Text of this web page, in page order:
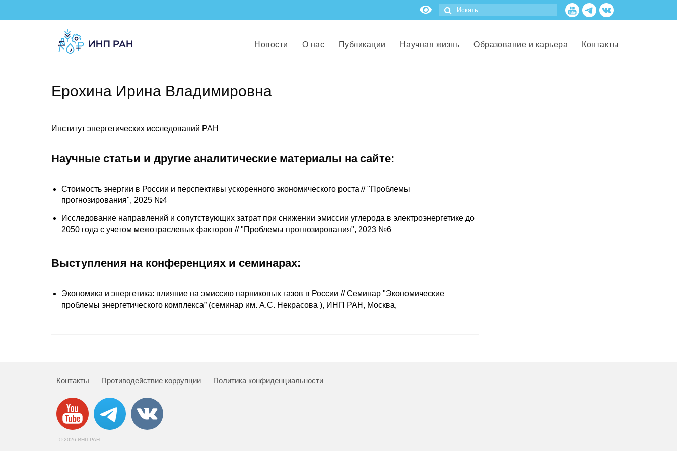
Новости О нас Публикации Научная жизнь Образование и карьера Контакты
Ерохина Ирина Владимировна
Институт энергетических исследований РАН
Научные статьи и другие аналитические материалы на сайте:
Стоимость энергии в России и перспективы ускоренного экономического роста // "Проблемы
прогнозирования", 2025 №4
Исследование направлений и сопутствующих затрат при снижении эмиссии углерода в электроэнергетике до
2050 года с учетом межотраслевых факторов // "Проблемы прогнозирования", 2023 №6
Выступления на конференциях и семинарах:
Экономика и энергетика: влияние на эмиссию парниковых газов в России // Семинар "Экономические
проблемы энергетического комплекса” (семинар им. А.С. Некрасова ), ИНП РАН, Москва,
Контакты Противодействие коррупции Политика конфиденциальности
© 2026 ИНП РАН